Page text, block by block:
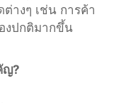
างๆ เช่น การค้า
งปกติมากขึ้น
ญ?